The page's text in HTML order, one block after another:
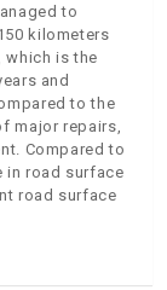
to
kilometers
which is the
and
to the
major repairs,
Compared to
in road surface
road surface